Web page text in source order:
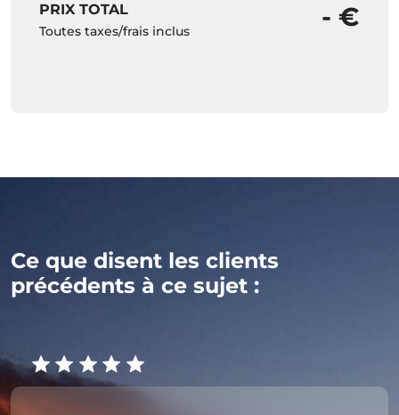
PRIX TOTAL
Toutes taxes/frais inclus - €
Ce que disent les clients
précédents à ce sujet :